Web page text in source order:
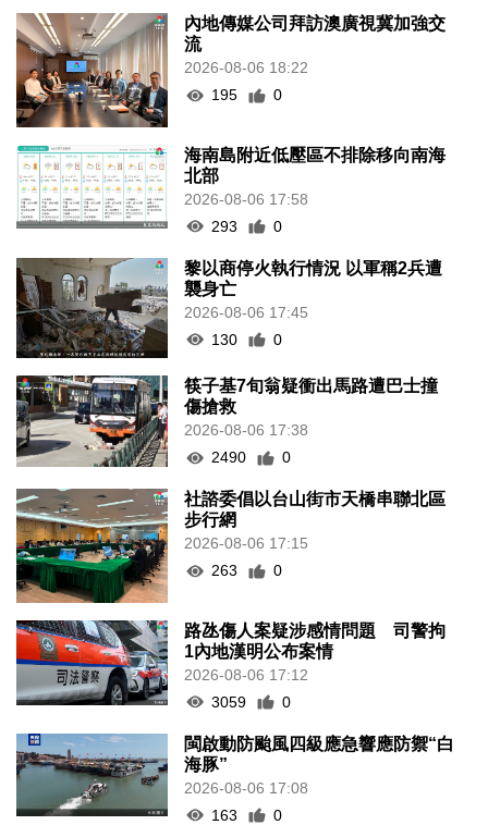
內地傳媒公司拜訪澳廣視冀加強交
流
2026-08-06 18:22
195
0
海南島附近低壓區不排除移向南海
北部
2026-08-06 17:58
293
0
黎以商停火執行情況 以軍稱2兵遭
襲身亡
2026-08-06 17:45
130
0
筷子基7旬翁疑衝出馬路遭巴士撞
傷搶救
2026-08-06 17:38
2490
0
社諮委倡以台山街市天橋串聯北區
步行網
2026-08-06 17:15
263
0
路氹傷人案疑涉感情問題 司警拘
1內地漢明公布案情
2026-08-06 17:12
3059
0
閩啟動防颱風四級應急響應防禦“白
海豚”
2026-08-06 17:08
163
0